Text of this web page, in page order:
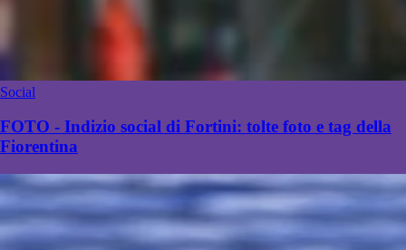
Social
FOTO - Indizio social di Fortini: tolte foto e tag della
Fiorentina